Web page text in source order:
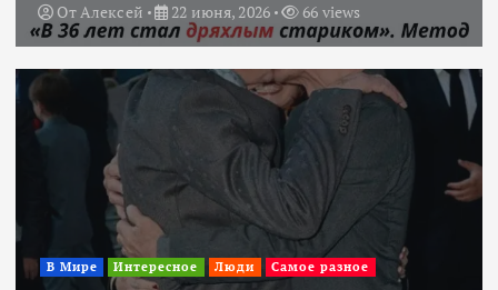
ОтАлексей 22 июня, 2026 66 views
В Мире Интересное Люди Самое разное